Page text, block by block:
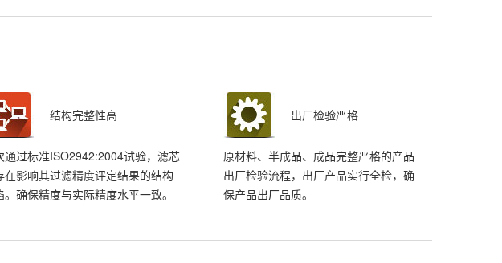
结构完整性高
通过标准ISO2942:2004试验，滤芯
在影响其过滤精度评定结果的结构
。确保精度与实际精度水平一致。
出厂检验严格
原材料、半成品、成品完整严格的产品
出厂检验流程，出厂产品实行全检，确
保产品出厂品质。